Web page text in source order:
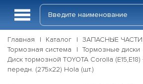
Главная Каталог
ЗАПАСНЫЕ ЧАСТИ
Тормозная система
Тормозные диски
Диск тормозной TOYOTA Corolla (E15,E18)
передн. (275x22) Hola (шт.)